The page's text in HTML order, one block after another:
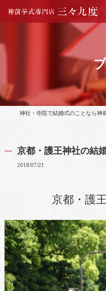
京都・護王神社の結
2018/07/21
京都・護